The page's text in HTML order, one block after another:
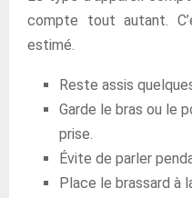
compte tout autant.
estimé.
Reste assis
Garde le bras ou le
prise.
Évite de parler
Place le brassard à